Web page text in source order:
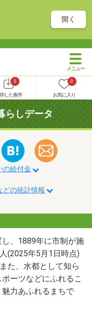
開く
0
した条件
0
お気に入り
らしデータ
の給付金
どの統計情報
、1889年に市制が施
(2025年5月1日時点)
た、水都として知ら
ーツなどにふれるこ
力あふれるまちで